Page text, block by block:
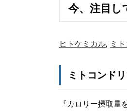
今、注目し
ヒトケミカル ミ
ミトコンド
『カロリー摂取